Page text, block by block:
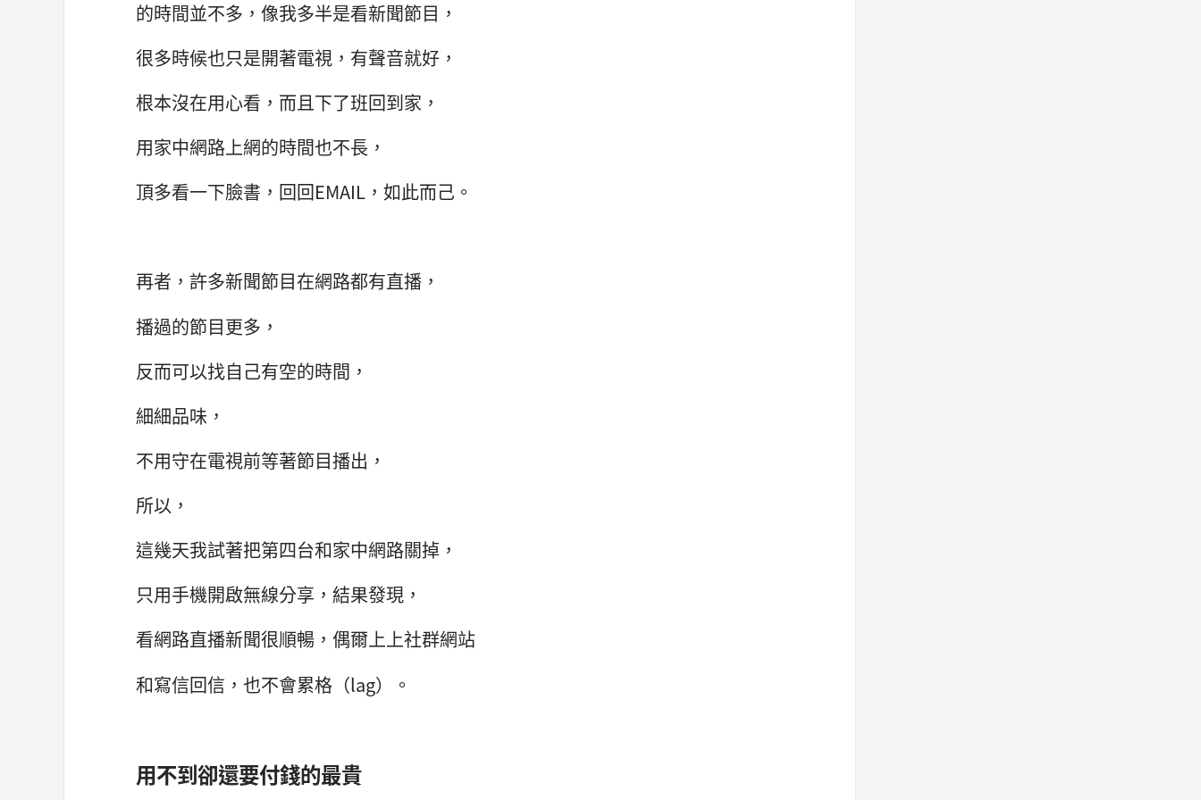
的時間並不多，像我多半是看新聞節目，
很多時候也只是開著電視，有聲音就好，
根本沒在用心看，而且下了班回到家，
用家中網路上網的時間也不長，
頂多看一下臉書，回回EMAIL，如此而己。
再者，許多新聞節目在網路都有直播，
播過的節目更多，
反而可以找自己有空的時間，
細細品味，
不用守在電視前等著節目播出，
所以，
這幾天我試著把第四台和家中網路關掉，
只用手機開啟無線分享，結果發現，
看網路直播新聞很順暢，偶爾上上社群網站
和寫信回信，也不會累格（lag）。
用不到卻還要付錢的最貴